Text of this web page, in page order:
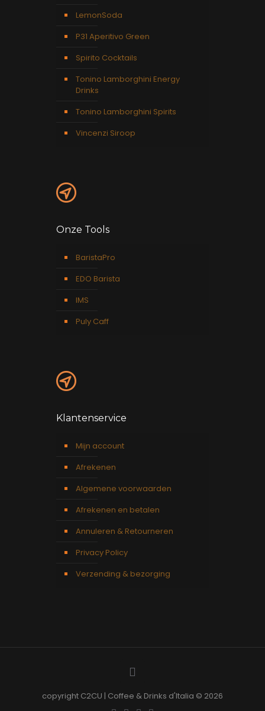
LemonSoda
P31 Aperitivo Green
Spirito Cocktails
Tonino Lamborghini Energy
Drinks
Tonino Lamborghini Spirits
Vincenzi Siroop
Onze Tools
BaristaPro
EDO Barista
IMS
Puly Caff
Klantenservice
Mijn account
Afrekenen
Algemene voorwaarden
Afrekenen en betalen
Annuleren & Retourneren
Privacy Policy
Verzending & bezorging
copyright C2CU | Coffee & Drinks d'Italia © 2026